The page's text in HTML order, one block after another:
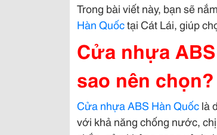
Trong bài viết này, bạn sẽ
Hàn Quốctại Cát Lái, giúp
Cửa nhựa
sao nên chọn?
Cửa nhựa ABS Hàn Quốclà
với khả năng chống nước,